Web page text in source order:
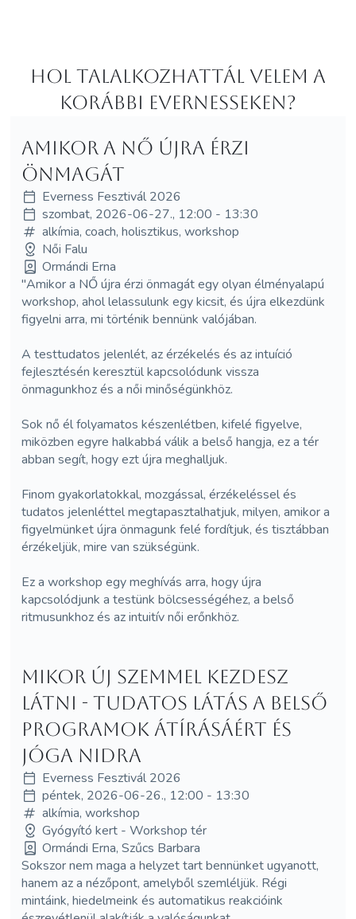
Hol Talalkozhattál velem a
korábbi Evernesseken?
Amikor a NŐ újra érzi
önmagát
Everness Fesztivál 2026
szombat, 2026-06-27., 12:00 - 13:30
alkímia, coach, holisztikus, workshop
Női Falu
Ormándi Erna
"Amikor a NŐ újra érzi önmagát egy olyan élményalapú
workshop, ahol lelassulunk egy kicsit, és újra elkezdünk
figyelni arra, mi történik bennünk valójában.
A testtudatos jelenlét, az érzékelés és az intuíció
fejlesztésén keresztül kapcsolódunk vissza
önmagunkhoz és a női minőségünkhöz.
Sok nő él folyamatos készenlétben, kifelé figyelve,
miközben egyre halkabbá válik a belső hangja, ez a tér
abban segít, hogy ezt újra meghalljuk.
Finom gyakorlatokkal, mozgással, érzékeléssel és
tudatos jelenléttel megtapasztalhatjuk, milyen, amikor a
figyelmünket újra önmagunk felé fordítjuk, és tisztábban
érzékeljük, mire van szükségünk.
Ez a workshop egy meghívás arra, hogy újra
kapcsolódjunk a testünk bölcsességéhez, a belső
ritmusunkhoz és az intuitív női erőnkhöz.
Mikor új szemmel kezdesz
látni - Tudatos Látás a belső
programok átírásáért és
Jóga Nidra
Everness Fesztivál 2026
péntek, 2026-06-26., 12:00 - 13:30
alkímia, workshop
Gyógyító kert - Workshop tér
Ormándi Erna, Szűcs Barbara
Sokszor nem maga a helyzet tart bennünket ugyanott,
hanem az a nézőpont, amelyből szemléljük. Régi
mintáink, hiedelmeink és automatikus reakcióink